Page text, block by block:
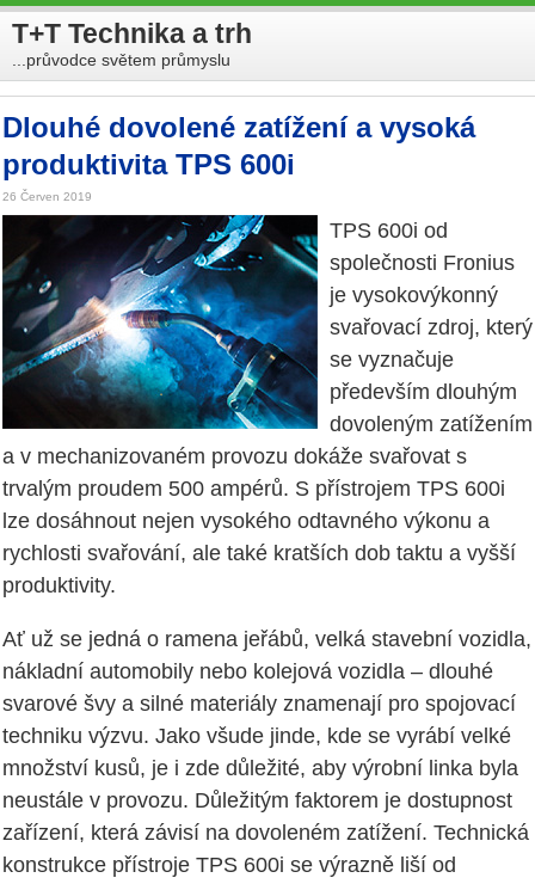
T+T Technika a trh
...průvodce světem průmyslu
Dlouhé dovolené zatížení a vysoká
produktivita TPS 600i
26 Červen 2019
TPS 600i od
společnosti Fronius
je vysokovýkonný
svařovací zdroj, který
se vyznačuje
především dlouhým
dovoleným zatížením
a v mechanizovaném provozu dokáže svařovat s
trvalým proudem 500 ampérů. S přístrojem TPS 600i
lze dosáhnout nejen vysokého odtavného výkonu a
rychlosti svařování, ale také kratších dob taktu a vyšší
produktivity.
Ať už se jedná o ramena jeřábů, velká stavební vozidla,
nákladní automobily nebo kolejová vozidla – dlouhé
svarové švy a silné materiály znamenají pro spojovací
techniku výzvu. Jako všude jinde, kde se vyrábí velké
množství kusů, je i zde důležité, aby výrobní linka byla
neustále v provozu. Důležitým faktorem je dostupnost
zařízení, která závisí na dovoleném zatížení. Technická
konstrukce přístroje TPS 600i se výrazně liší od